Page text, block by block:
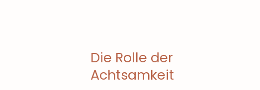
Die Rolle der
Achtsamkeit